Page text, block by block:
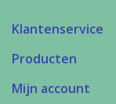
Klantenservice
Producten
Mijn account